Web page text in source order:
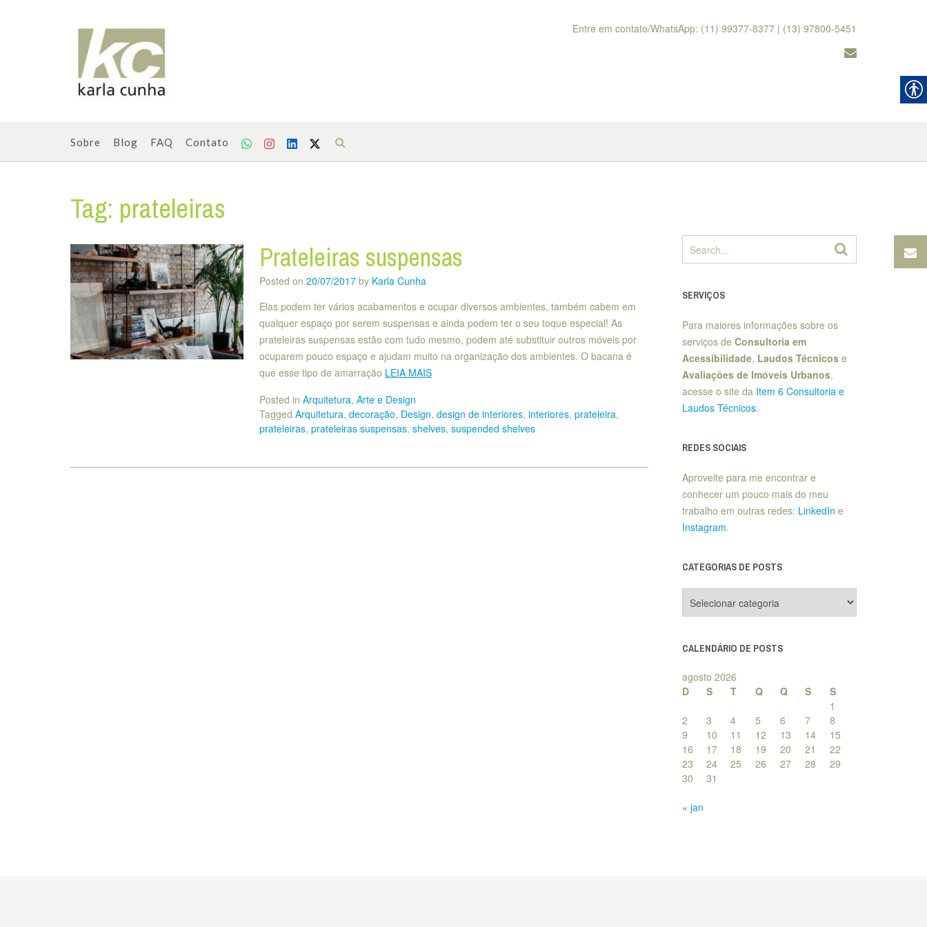
Entre em contato/WhatsApp: (11) 99377-8377 | (13) 97800-5451
Sobre Blog FAQ Contato
Tag: prateleiras
Prateleiras suspensas
Posted on 20/07/2017by Karla Cunha
Elas podem ter vários acabamentos e ocupar diversos ambientes, também cabem em
qualquer espaço por serem suspensas e ainda podem ter o seu toque especial! As
prateleiras suspensas estão com tudo mesmo, podem até substituir outros móveis por
ocuparem pouco espaço e ajudam muito na organização dos ambientes. O bacana é
que esse tipo de amarração LEIA MAIS
Posted in Arquitetura, Arte e Design
Tagged Arquitetura, decoração, Design, design de interiores, interiores, prateleira,
prateleiras, prateleiras suspensas, shelves, suspended shelves
SERVIÇOS
Para maiores informações sobre os
serviços de Consultoria em
Acessibilidade, Laudos Técnicose
Avaliações de Imóveis Urbanos,
acesse o site da Item 6 Consultoria e
Laudos Técnicos.
REDES SOCIAIS
Aproveite para me encontrar e
conhecer um pouco mais do meu
trabalho em outras redes: LinkedIn e
Instagram.
CATEGORIAS DE POSTS
de
CALENDÁRIO DE POSTS
agosto 2026
D
S T Q Q S
S
1
2
3 4 5 6 7
8
9
10 11 12 13 14
15
16
17 18 19 20 21
22
23
24 25 26 27 28
29
30
31
« jan